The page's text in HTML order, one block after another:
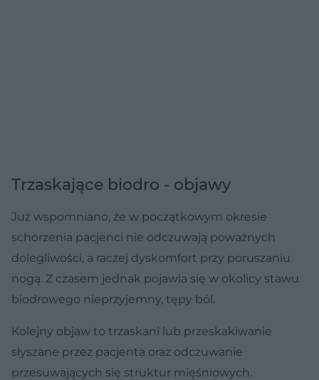
Trzaskające biodro - objawy
Już wspomniano, że w początkowym okresie
schorzenia pacjenci nie odczuwają poważnych
dolegliwości, a raczej dyskomfort przy poruszaniu
nogą. Z czasem jednak pojawia się w okolicy stawu
biodrowego nieprzyjemny, tępy ból.
Kolejny objaw to trzaskani lub przeskakiwanie
słyszane przez pacjenta oraz odczuwanie
przesuwających się struktur mięśniowych.